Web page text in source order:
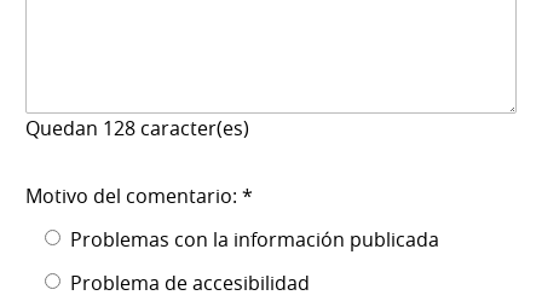
Quedan 128 caracter(es)
Motivo del comentario: *
Problemas con la información publicada
Problema de accesibilidad